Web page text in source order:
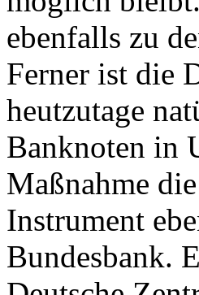
ebenfalls zu
Ferner ist die
heutzutage
Banknoten in
Maßnahme
Instrument
Bundesbank.